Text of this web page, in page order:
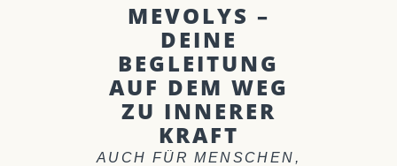
MEVOLYS –
DEINE
BEGLEITUNG
AUF DEM WEG
ZU INNERER
KRAFT
AUCH FÜR MENSCHEN,